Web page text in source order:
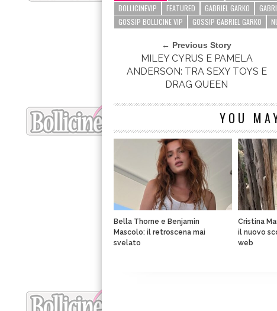
BOLLICINEVIP
FEATURED GABRIEL GARKO
GOSSIP BOLLICINE VIP
GOSSIP GABRIEL GARKO
← Previous Story
MILEY CYRUS E PAMELA
ANDERSON: TRA SEXY TOYS E
DRAG QUEEN
YOU
Bella Thorne e Benjamin
Mascolo: il retroscena mai
svelato
Cristina
il nuovo
web